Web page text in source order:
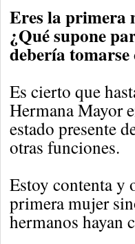
Eres la primera
¿Qué supone
debería
Es cierto que
Hermana Mayor
estado presente
otras funciones.
Estoy contenta y
primera mujer
hermanos hayan